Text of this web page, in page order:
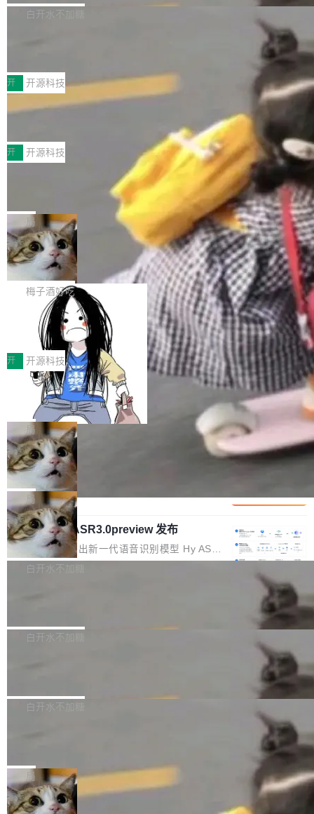
个主 agent 循环，外加一组后台 agent。这些后
库，并将作为transport接入Mooncake TENT。
MPComm将作为一种传输引擎接入Mooncake T
ENT，实现零拷贝传输性能提升30%、非零拷贝
传输性能最高提升5倍。UCL-MPComm底层基
于自研UCL-Engine通信引擎，后续腾讯网平将
持续开源更多基于UCL-Engine的高性能通信组
件。 腾讯网平团队在UCL-MPComm中实现了一
个独立于业务线程的全局通信引擎（Engine），
白开水不加糖
型案例入选名单》，深信服“面向企业研发场景的
开源 AI 编程平台 CoStrict 应用”凭借卓越的技术
创新与落地成效成功入选。 全链路私有化部署，
助力企业AI研发安全落地 当前，越来越多企业已
经开始引入 AI Coding 工具，通过调用公有云模
型或企业内部部署模型提升研发效率。但随着 AI
Coding 从个人辅助工具逐步走向团队级、组织
级应用，企业在规模化落地过程中，对安全性、
可控性和代码质量提出了更高要求。 首先是数据
安全与合规要求。对于大多数普通研发场景，公
有云模型能够满足快速试用和效率提升的需求。
但对于金融、能源、医疗等对数据安全要求较...
开 开源科技
深信服AI算力网关入选工信部人工智能
前不久，工业和信息化部正式发布《2025年人工
智能应用典型案例名单》，集中展示人工智能在
各领域的应用成果，覆盖技术底座、行业赋能、
产品应用、支撑保障、专题等五大方向。深信服
AI算力网关（AI创新平台）成功入选！ 随着各行
各业的Agent走向规模化建设，算力构成形态逐
渐丰富，用户关注的重点也在发生变化：不只是
让AI用起来，还要进一步看清混合算力时代下，
Token花在哪里、算力是否被充分利用，以及持
续增长的AI成本该如何优化。 深信服AI算力网关
正是围绕这些实际问题，从Token治理和成本治
理两个方面，让用户的每一份算力都看得清、管
得住、用得稳、省得下、更安全！ 一、从现在开
始，Token使用一目...
开 开源科技
Jeff Dean 离开 Google：一个时代的结
束，一个实验室的开始
Google 员工编号 20。MapReduce 作者之一。
Bigtable 作者之一。TensorFlow 的作者之一。
Gemini 的架构师。Google 首席科学家。 Jeff D
ean 在 Google 工作了 27 年后，宣布离职。 他
不是一个人走。一同离开的还有 Sanjay Ghema
wat（Google 员工编号 23，Jeff Dean 二十多
年的编程搭档，MapReduce 和 Bigtable 的共同
作者）、Quoc Le（Google 大脑核心成员，Se
q2Seq 和 DocAI 的共同发明人）以及 Oriol Vin
yals（Gemini 联合负责人，AlphaSta...
局
🔥 SolonCode v2026.8.4 发布：界面
字体可调、22 种语言、记忆搜索增强
打开终端就能上岗的全中文编码智能体，这一轮
把「看得清、用母语、记得住」三件事一次补
齐。 SolonCode 是什么 SolonCode 是杭州无
耳科技研发的企业级终端编码智能体——一位全
中文驱动的数字员工，自主理解需求、规划步
骤、编写代码。不挑模型、不挑平台，curl 一行
装完即用。 开源地址：Gitee · GitCode · GitHu
b 安装 支持 Java 8+（8~26）、macOS / Linu
x / Windows / Harmony PC。 # macOS / Linu
x / Harmony PC curl -fsSL https://solon.noea
r.org/solon...
梅子酒好吃
让“代码语义理解”深度释放AI Coding
价值潜能：华为云码道（CodeArts）
代码仓技术解析
一、代码仓深度理解技术的作用与价值 在软件工
程实践中，代码仓是企业核心知识资产的主要载
体。企业级代码仓库通常包含数十万乃至数百万
个文件，其规模远超单次模型调用可承载的上下
文窗口。随着项目规模的持续扩张与代码历史的
不断累积，代码仓中的模块关系、接口契约、业
务逻辑等关键信息往往分散于数十乃至数百个文
件之中，形成高度复杂的知识关联网络。传统的
代码检索手段（如关键词匹配、目录遍历）仅能
在语法层面完成文本定位，难以触及代码的语义
内涵与结构关联，导致开发者使用代码智能体在
理解大规模代码仓时面临显著"代码仓理解"瓶
颈。 代码仓深度理解服务（以下简称" CodeBas
e深度理解服务"）是华为云码道（CodeA...
开 开源科技
一条“删库”命令跑 17 小时，算法工程
师删光 89TB 数据只为干私活
最高人民检察院8月4日公布了一起案件：北京一
名90后算法工程师王某，为了给自己接的私活腾
服务器空间，删光了公司AI游戏部门的全部核心
数据。 王某2024年1月入职东城区某科技公司AI
短剧部门，有互联网大厂背景。在公司内部架构
调整期间，部门三次通知全员将数据从A集群迁
移到B集群，王某都回复了"收到"。 他没有迁移
数据。2024年9月3日下午4点，他使用此前登录
的账号密码进入A集群，输入了一条被程序员圈
称为"删库跑路"的命令——最高管理员权限、无
自研的多个文生3D和...
局
Cloudflare 分享推理优化实践：KV ca
che 量化 + 权重压缩，吞吐量提升 4
1%，成本降 30%
Kimi 和 GLM 是当前最强的大模型系列之一，但
它们有一个共同的问题：太吃显存了。月之暗面
的 Kimi K 系列和智谱的 GLM 都是长上下文、M
oE 架构的大模型，好用到让人上瘾，但 GPU 显
存永远不够用。 Cloudflare 的 Workers AI 团队
一直在跑这些模型的推理。他们在官方博客上发
整性保护。效果是：吞吐量提升 41%，每 token
局
腾讯混元 Hy ASR3.0preview 发布
腾讯混元正式推出新一代语音识别模型 Hy ASR
3.0preview。基于最新一代大语言模型 Hy3 的
让语音识别不再只是听清，而是真正听懂。通过
w 不要求标准普通话，方言识别覆盖粤语、吴语
白开水不加糖
新和少量网页兼容性修复版本。 Changes/fixe
容提供的字体时出现的几个问题 为避免音频加
质的最低采样率）的音频格式将被拒绝 修复了 C
SS 圆角虚线样式中可能存在的问题 如果表单中
的图像元素不在同一个子树中，则它们将不再关
白开水不加糖
发布的 Release Notes，他利用 AI 工具（如 Co
最强的若干项。对于尚未正式发版的 PG 19，则
通过拉取过去一年内（从 PG 18 Beta1 时间点
至今）的所有 commit，同样交由 AI 分析提炼。
白开水不加糖
维护工作一直与我的日常工作、家务、社交生活
和休闲娱乐竞争时间。" 这是 libexpat 维护者 S
ebastian Pipping 写在博客里的话。8 月 4 日，
局
Firefox 153.0.3 发布